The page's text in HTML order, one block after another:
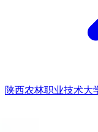
陕西农林职业技术大